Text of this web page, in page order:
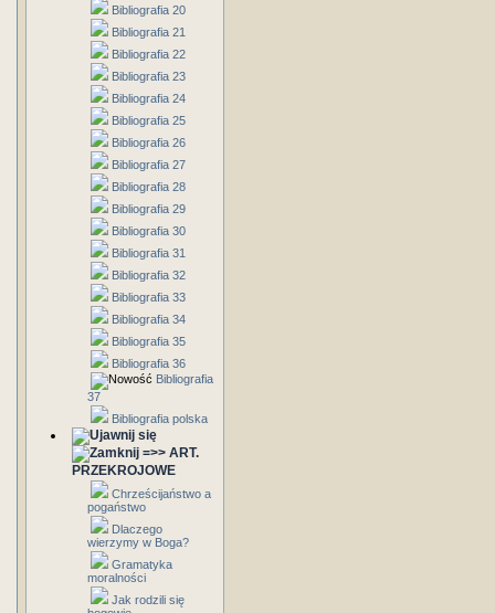
Bibliografia 20
Bibliografia 21
Bibliografia 22
Bibliografia 23
Bibliografia 24
Bibliografia 25
Bibliografia 26
Bibliografia 27
Bibliografia 28
Bibliografia 29
Bibliografia 30
Bibliografia 31
Bibliografia 32
Bibliografia 33
Bibliografia 34
Bibliografia 35
Bibliografia 36
Bibliografia
37
Bibliografia polska
=>> ART.
PRZEKROJOWE
Chrześcijaństwo a
pogaństwo
Dlaczego
wierzymy w Boga?
Gramatyka
moralności
Jak rodzili się